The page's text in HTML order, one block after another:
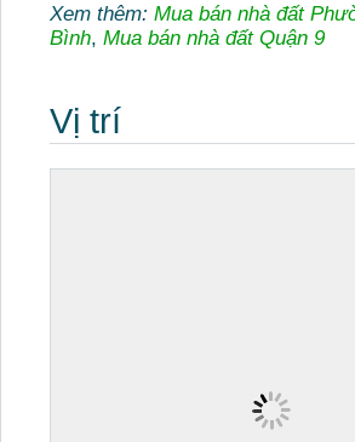
Xem thêm: Mua bán nhà đất
Bình, Mua bán nhà đất Quận 9
Vị trí